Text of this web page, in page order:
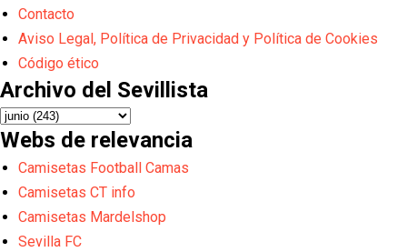
Contacto
Aviso Legal, Política de Privacidad y Política de Cookies
Código ético
Archivo del Sevillista
Webs de relevancia
Camisetas Football Camas
Camisetas CT info
Camisetas Mardelshop
Sevilla FC